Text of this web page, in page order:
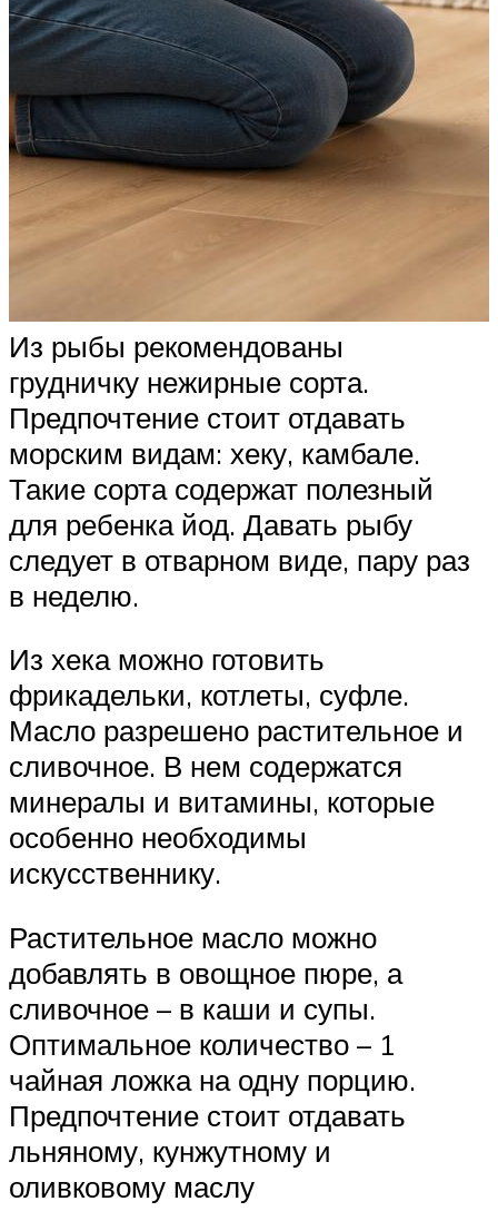
Из рыбы рекомендованы
грудничку нежирные сорта.
Предпочтение стоит отдавать
морским видам: хеку, камбале.
Такие сорта содержат полезный
для ребенка йод. Давать рыбу
следует в отварном виде, пару раз
в неделю.
Из хека можно готовить
фрикадельки, котлеты, суфле.
Масло разрешено растительное и
сливочное. В нем содержатся
минералы и витамины, которые
особенно необходимы
искусственнику.
Растительное масло можно
добавлять в овощное пюре, а
сливочное – в каши и супы.
Оптимальное количество – 1
чайная ложка на одну порцию.
Предпочтение стоит отдавать
льняному, кунжутному и
оливковому маслу